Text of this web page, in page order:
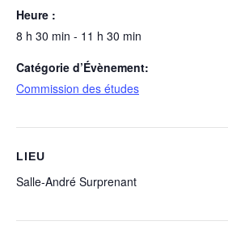
Heure :
8 h 30 min - 11 h 30 min
Catégorie d’Évènement:
Commission des études
LIEU
Salle-André Surprenant